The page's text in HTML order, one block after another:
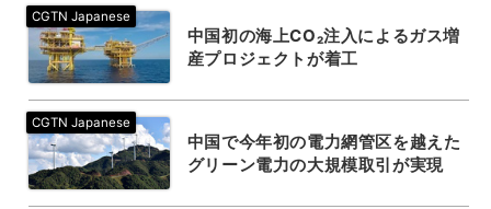
中国初の海上CO₂注入によるガス増
産プロジェクトが着工
中国で今年初の電力網管区を越えた
グリーン電力の大規模取引が実現